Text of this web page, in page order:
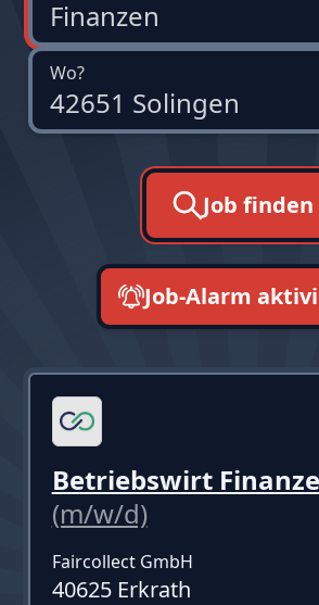
Wo?
Job finden
Job-Alarm
Betriebswirt
(m/w/d)
Faircollect GmbH
40625 Erkrath